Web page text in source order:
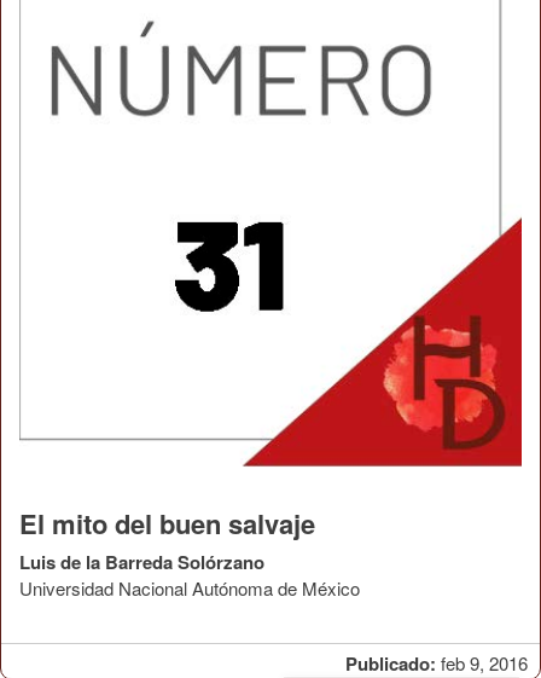
Publicado: feb 9, 2016
El mito del buen salvaje
Luis de la Barreda Solórzano
Universidad Nacional Autónoma de México